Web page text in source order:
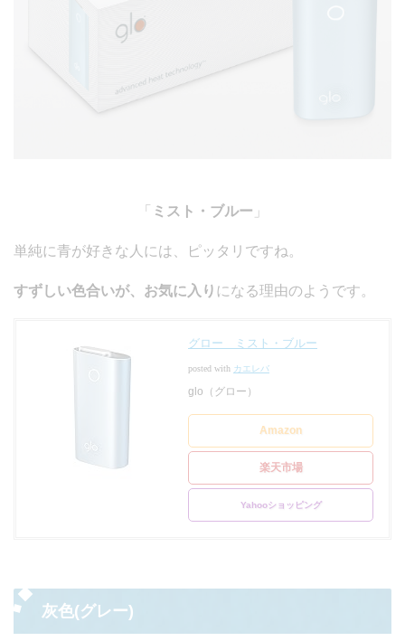
「 ミスト・ブルー 」
単純に青が好きな人には、ピッタリですね。
すずしい色合いが、お気に入り になる理由のようです。
グロー ミスト・ブルー
posted with カエレバ
glo（グロー）
Amazon
楽天市場
Yahooショッピング
灰色(グレー)